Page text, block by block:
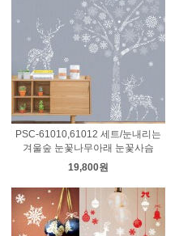
PSC-61010,61012 세트/눈내리는
겨울숲 눈꽃나무아래 눈꽃사슴
19,800원